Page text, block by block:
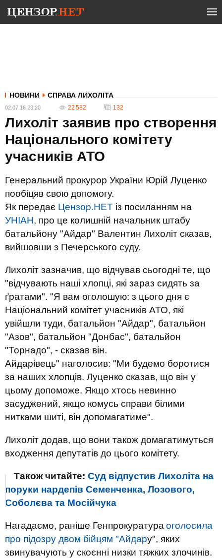
НОВИНИ СПРАВА ЛИХОЛІТА
02.07.16 23:20 22 582 132
Лихоліт заявив про створення
Національного комітету
учасників АТО
Генеральний прокурор України Юрій Луценко
пообіцяв свою допомогу.
Як передає Цензор.НЕТ із посиланням на
УНІАН, про це колишній начальник штабу
батальйону "Айдар" Валентин Лихоліт сказав,
вийшовши з Печерського суду.
Лихоліт зазначив, що відчував сьогодні те, що
"відчувають наші хлопці, які зараз сидять за
ґратами". "Я вам оголошую: з цього дня є
Національний комітет учасників АТО, які
увійшли туди, батальйон "Айдар", батальйон
"Азов", батальйон "Донбас", батальйон
"Торнадо", - сказав він.
Айдарівець" наголосив: "Ми будемо боротися
за наших хлопців. Луценко сказав, що він у
цьому допоможе. Якщо хтось невинно
засуджений, якщо комусь справи білими
нитками шиті, він допомагатиме".
Лихоліт додав, що вони також домагатимуться
входження депутатів до цього комітету.
Також читайте: Суд відпустив Лихоліта на
поруки нардепів Семенченка, Лозового,
Соболєва та Мосійчука
Нагадаємо, раніше Генпрокуратура оголосила
про підозру двом бійцям "Айдару", яких
звинувачують у скоєнні низки тяжких злочинів.